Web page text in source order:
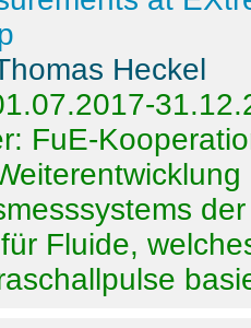
Heckel
FuE-
Fluide,